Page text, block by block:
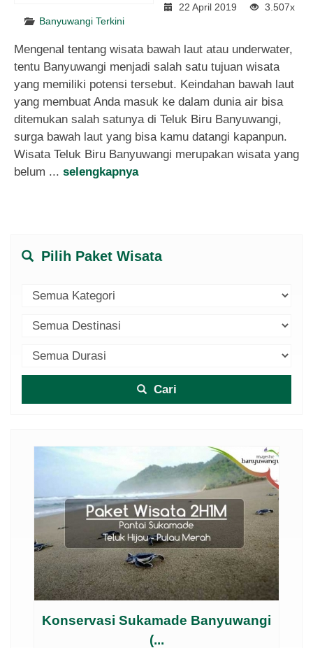
22 April 2019
3.507x
Banyuwangi Terkini
Mengenal tentang wisata bawah laut atau underwater,
tentu Banyuwangi menjadi salah satu tujuan wisata
yang memiliki potensi tersebut. Keindahan bawah laut
yang membuat Anda masuk ke dalam dunia air bisa
ditemukan salah satunya di Teluk Biru Banyuwangi,
surga bawah laut yang bisa kamu datangi kapanpun.
Wisata Teluk Biru Banyuwangi merupakan wisata yang
belum ... selengkapnya
Pilih Paket Wisata
Cari
Konservasi Sukamade Banyuwangi
(...